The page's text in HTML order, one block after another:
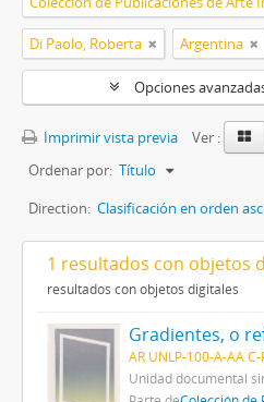
Di Paolo, Roberta Argentina
Opciones
Imprimir vista previa
Ver :
Ordenar por: Título
Direction: Clasificación en orden
1 resultados con objetos
resultados con objetos digitales
AR UNLP-100-A-AA
Unidad documental